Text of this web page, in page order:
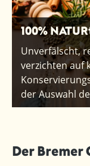
100%
Unverfälscht,
verzichten auf
der Auswahl
Der Bremer